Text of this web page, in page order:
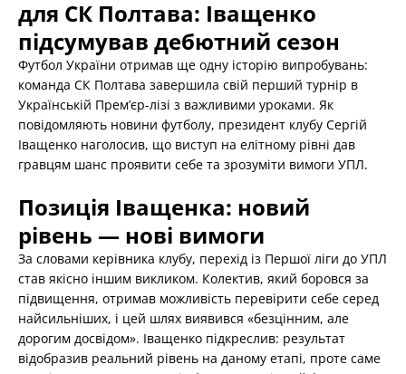
для СК Полтава: Іващенко
підсумував дебютний сезон
Футбол України отримав ще одну історію випробувань:
команда СК Полтава завершила свій перший турнір в
Українській Прем’єр-лізі з важливими уроками. Як
повідомляють новини футболу, президент клубу Сергій
Іващенко наголосив, що виступ на елітному рівні дав
гравцям шанс проявити себе та зрозуміти вимоги УПЛ.
Позиція Іващенка: новий
рівень — нові вимоги
За словами керівника клубу, перехід із Першої ліги до УПЛ
став якісно іншим викликом. Колектив, який боровся за
підвищення, отримав можливість перевірити себе серед
найсильніших, і цей шлях виявився «безцінним, але
дорогим досвідом». Іващенко підкреслив: результат
відобразив реальний рівень на даному етапі, проте саме